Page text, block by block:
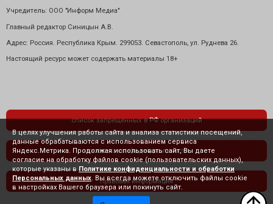
Учредитель: ООО "Информ Медиа"
Главный редактор Синицын А.В.
Адрес: Россия. Республика Крым. 299053. Севастополь, ул. Руднева 26.
Настоящий ресурс может содержать материалы 18+
список запрещенных в РФ организаций
политика конфиденциальности
правовая информация
В целях улучшения работы сайта и анализа статистики посещений,
данные обрабатываются с использованием сервиса
Яндекс.Метрика. Продолжая использовать сайт, Вы даете
согласие на обработку файлов cookie (пользовательских данных),
которые указаны в Политике конфиденциальности и обработки
Персональных данных . Вы всегда можете отключить файлы cookie
в настройках Вашего браузера или покинуть сайт.